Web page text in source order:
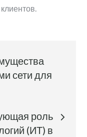
сети для
роль
(ИТ) в